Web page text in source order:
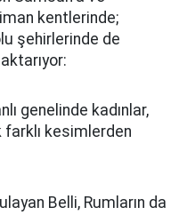
kentlerinde;
şehirlerinde de
genelinde kadınlar,
kesimlerden
Belli, Rumların da